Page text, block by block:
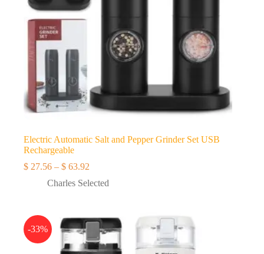
Electric Automatic Salt and Pepper Grinder Set USB
Rechargeable
$ 27.56 – $ 63.92
$ 27.56
$ 63.92
Charles Selected
-33%